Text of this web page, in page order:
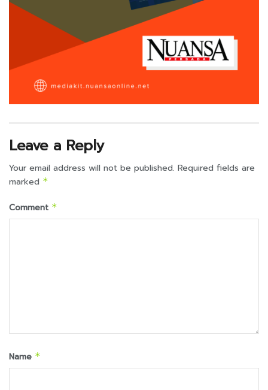
Leave a Reply
Your email address will not be published. Required fields are
marked *
Comment *
Name *